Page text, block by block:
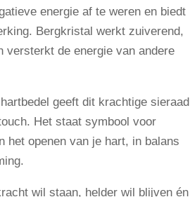
energie af te weren en biedt
Bergkristal werkt zuiverend,
versterkt de energie van andere
geeft dit krachtige sieraad
Het staat symbool voor
het openen van je hart, in balans
wil staan, helder wil blijven én